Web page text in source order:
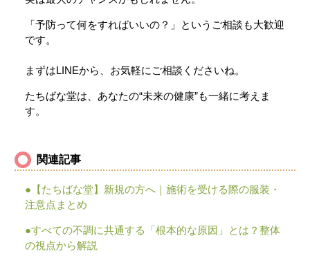
「予防って何をすればいいの？」 という ご相談も大歓迎
です。
まずはLINEから、 お気軽に ご相談 くださいね。
たちばな堂は、 あなたの“未来の健康”も一緒に考え ま
す。
関連記事
●【たちばな堂】新規の方へ｜施術を受ける際の服装・
注意点まとめ
●すべての不調に共通する「根本的な原因」とは？整体
の視点から解説